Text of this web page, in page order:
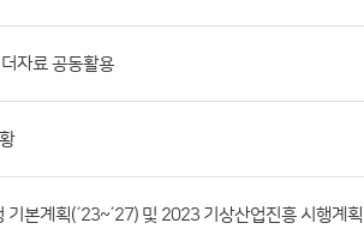
자료 공동활용
기본계획(´23~´27) 및 2023 기상산업진흥 시행계획